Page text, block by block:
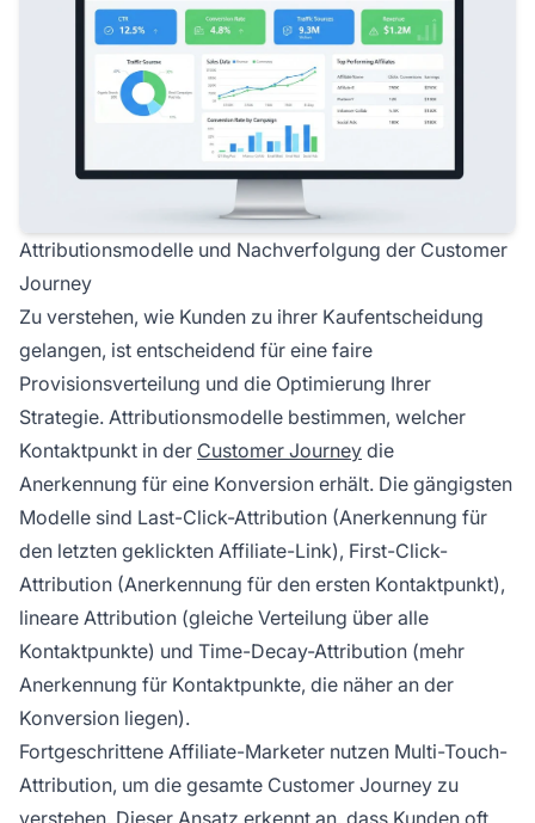
Attributionsmodelle und Nachverfolgung der Customer
Journey
Zu verstehen, wie Kunden zu ihrer Kaufentscheidung
gelangen, ist entscheidend für eine faire
Provisionsverteilung und die Optimierung Ihrer
Strategie. Attributionsmodelle bestimmen, welcher
Kontaktpunkt in der Customer Journey die
Anerkennung für eine Konversion erhält. Die gängigsten
Modelle sind Last-Click-Attribution (Anerkennung für
den letzten geklickten Affiliate-Link), First-Click-
Attribution (Anerkennung für den ersten Kontaktpunkt),
lineare Attribution (gleiche Verteilung über alle
Kontaktpunkte) und Time-Decay-Attribution (mehr
Anerkennung für Kontaktpunkte, die näher an der
Konversion liegen).
Fortgeschrittene Affiliate-Marketer nutzen Multi-Touch-
Attribution, um die gesamte Customer Journey zu